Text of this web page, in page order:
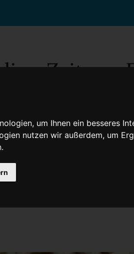
um Ihnen ein besseres
nutzen wir außerdem, um